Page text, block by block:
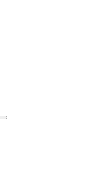
Toggle